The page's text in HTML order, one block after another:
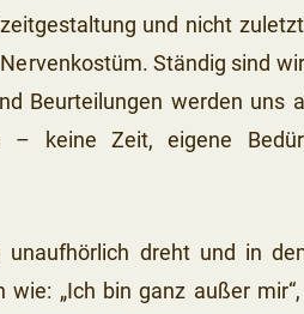
und nicht
Ständig sind
Beurteilungen werden
keine Zeit, eigene
dreht und in
„Ich bin ganz außer